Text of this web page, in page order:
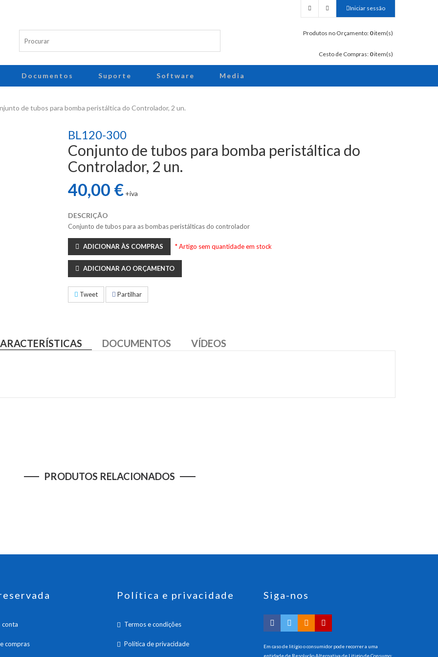
Iniciar sessão
Produtos no Orçamento: 0item(s)
Cesto de Compras: 0item(s)
Documentos Suporte Software Media
de tubos para bomba peristáltica do Controlador, 2 un.
BL120-300
Conjunto de tubos para bomba peristáltica do
Controlador, 2 un.
40,00 € +iva
DESCRIÇÃO
Conjunto de tubos para as bombas peristálticas do controlador
ADICIONAR ÀS COMPRAS * Artigo sem quantidade em stock
ADICIONAR AO ORÇAMENTO
Tweet Partilhar
DOCUMENTOS VÍDEOS
PRODUTOS RELACIONADOS
conta
compras
Política e privacidade
Termos e condições
Política de privacidade
Siga-nos
Em caso de litígio o consumidor pode recorrer a uma
entidade de Resolução Alternativa de Litigio de Consumo: